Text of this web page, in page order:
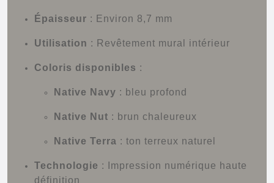
Épaisseur : Environ 8,7 mm
Utilisation : Revêtement mural intérieur
Coloris disponibles :
Native Navy : bleu profond
Native Nut : brun chaleureux
Native Terra : ton terreux naturel
Technologie :
Impression numérique haute
définition